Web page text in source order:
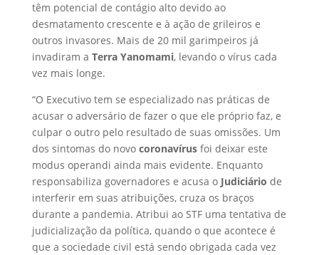
têm potencial de contágio alto devido ao
desmatamento crescente e à ação de grileiros e
outros invasores. Mais de 20 mil garimpeiros já
invadiram a Terra Yanomami, levando o vírus cada
vez mais longe.
“O Executivo tem se especializado nas práticas de
acusar o adversário de fazer o que ele próprio faz, e
culpar o outro pelo resultado de suas omissões. Um
dos sintomas do novo coronavírusfoi deixar este
modus operandi ainda mais evidente. Enquanto
responsabiliza governadores e acusa o Judiciário de
interferir em suas atribuições, cruza os braços
durante a pandemia. Atribui ao STF uma tentativa de
judicialização da política, quando o que acontece é
que a sociedade civil está sendo obrigada cada vez